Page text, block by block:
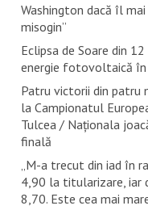
Washington dacă îl
misogin”
Eclipsa de Soare din
energie fotovoltaică în
Patru victorii din patru
la Campionatul
Tulcea / Naționala
finală
„M-a trecut din iad în
4,90 la titularizare, iar
8,70. Este cea mai